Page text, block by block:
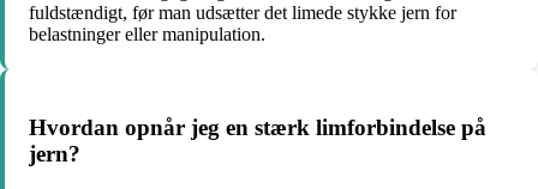
fuldstændigt, før man udsætter det limede stykke jern for
belastninger eller manipulation.
Hvordan opnår jeg en stærk limforbindelse på
jern?